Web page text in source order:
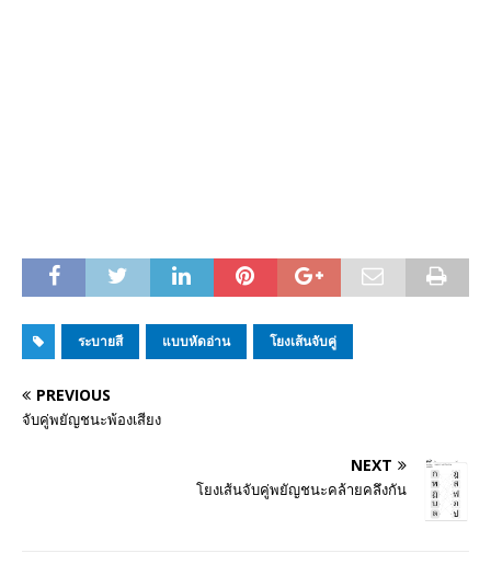
ระบายสี แบบหัดอ่าน โยงเส้นจับคู่
PREVIOUS
จับคู่พยัญชนะพ้องเสียง
NEXT
โยงเส้นจับคู่พยัญชนะคล้ายคลึงกัน